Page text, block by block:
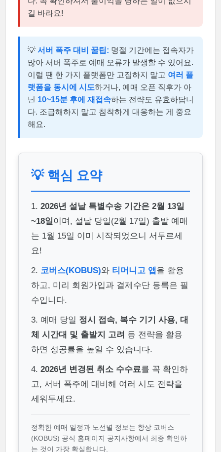
길 바라요!
💡 서버 폭주 대비 꿀팁: 명절 기간에는 접속자가
많아 서버 폭주로 예매 오류가 발생할 수 있어요.
이럴 땐 한 가지 플랫폼만 고집하지 말고 여러 플
랫폼을 동시에 시도하거나, 예매 오픈 직후가 아
닌 10~15분 후에 재접속하는 전략도 유효하답니
다. 조급해하지 말고 침착하게 대응하는 게 중요
해요.
💡 핵심 요약
1. 2026년 설날 특별수송 기간은 2월 13일
~18일이며, 설날 당일(2월 17일) 출발 예매
는 1월 15일 이미 시작되었으니 서두르세
요!
2. 코버스(KOBUS)와 티머니고 앱 을 활용
하고, 미리 회원가입과 결제수단 등록은 필
수입니다.
3. 예매 당일 정시 접속, 복수 기기 사용, 대
체 시간대 및 출발지 고려 등 전략을 활용
하면 성공률을 높일 수 있습니다.
4. 2026년 변경된 취소 수수료를 꼭 확인하
고, 서버 폭주에 대비해 여러 시도 전략을
세워두세요.
정확한 예매 일정과 노선별 정보는 항상 코버스
(KOBUS) 공식 홈페이지 공지사항에서 최종 확인하
는 것이 가장 확실합니다.